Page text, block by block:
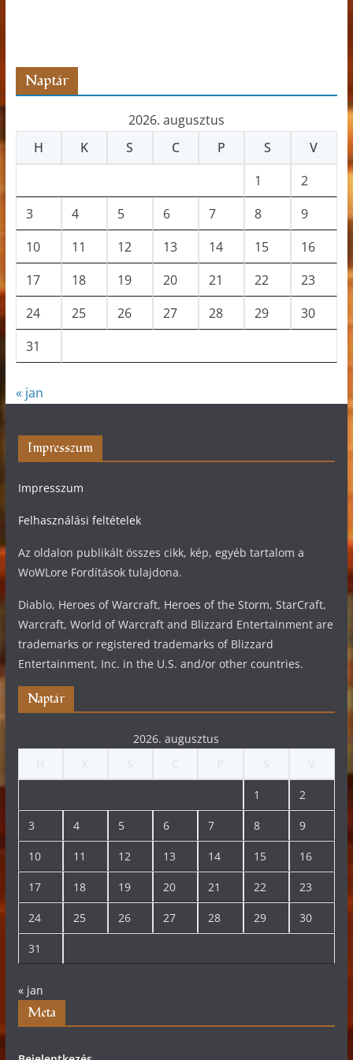
Naptár
2026. augusztus
H
K S C P S
V
1
2
3
4 5 6 7 8
9
10
11 12 13 14 15
16
17
18 19 20 21 22
23
24
25 26 27 28 29
30
31
« jan
Impresszum
Impresszum
Felhasználási feltételek
Az oldalon publikált összes cikk, kép, egyéb tartalom a
WoWLore Fordítások tulajdona.
Diablo, Heroes of Warcraft, Heroes of the Storm, StarCraft,
Warcraft, World of Warcraft and Blizzard Entertainment are
trademarks or registered trademarks of Blizzard
Entertainment, Inc. in the U.S. and/or other countries.
Naptár
2026. augusztus
1 2
3 4 5 6 7 8 9
10 11 12 13 14 15 16
17 18 19 20 21 22 23
24 25 26 27 28 29 30
31
« jan
Meta